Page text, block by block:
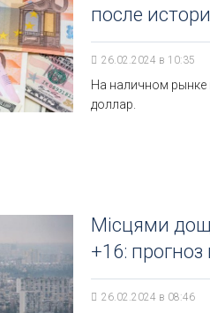
после
26.02.2024 в 10:35
На наличном рынке
доллар.
Місцями
+16: прогноз
26.02.2024 в 08:46